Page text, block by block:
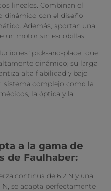
lineales. Combinan el
dinámico con el diseño
Además, aportan una
un motor sin escobillas.
“pick-and-place” que
dinámico; su larga
alta fiabilidad y bajo
sistema complejo como la
la óptica y la
a la gama de
de Faulhaber:
continua de 6.2 N y una
N, se adapta perfectamente